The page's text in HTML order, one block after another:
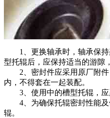
1、更换轴承时，轴承保持
型托辊后，应保持适当的游隙
2、密封件应采用原厂附件
内，不得套在一起装配。
3、使用中的槽型托辊，应
4、为确保托辊密封性能及
辊。